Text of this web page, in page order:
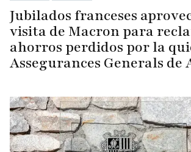
Jubilados franceses
visita de Macron para
ahorros perdidos por la
Assegurances Generals de